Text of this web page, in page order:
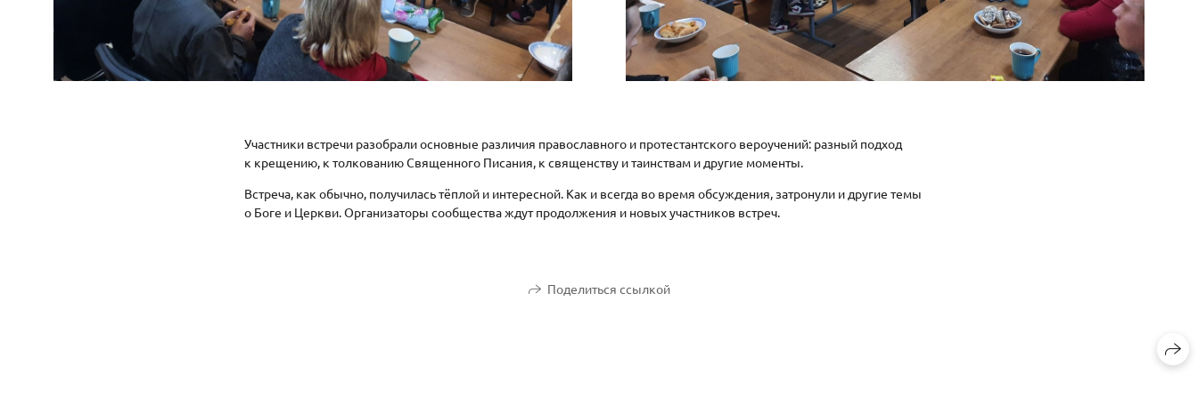
Участники встречи разобрали основные различия православного и протестантского вероучений: разный подход
к крещению, к толкованию Священного Писания, к священству и таинствам и другие моменты.
Встреча, как обычно, получилась тёплой и интересной. Как и всегда во время обсуждения, затронули и другие темы
о Боге и Церкви. Организаторы сообщества ждут продолжения и новых участников встреч.
Поделиться ссылкой